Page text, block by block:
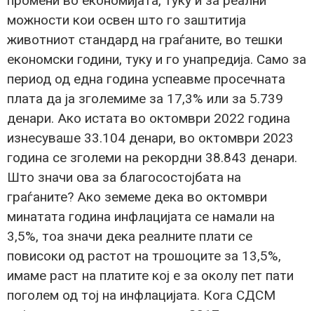
можности кои освен што го заштитија
животниот стандард на граѓаните, во тешки
економски години, туку и го унапредија. Само за
период од една година успеавме просечната
плата да ја зголемиме за 17,3% или за 5.739
денари. Ако истата во октомври 2022 година
изнесуваше 33.104 денари, во октомври 2023
година се зголеми на рекордни 38.843 денари.
Што значи ова за благосостојбата на
граѓаните? Ако земеме дека во октомври
минатата година инфлацијата се намали на
3,5%, тоа значи дека реалните плати се
повисоки од растот на трошоците за 13,5%,
имаме раст на платите кој е за околу пет пати
поголем од тој на инфлацијата. Кога СДСМ